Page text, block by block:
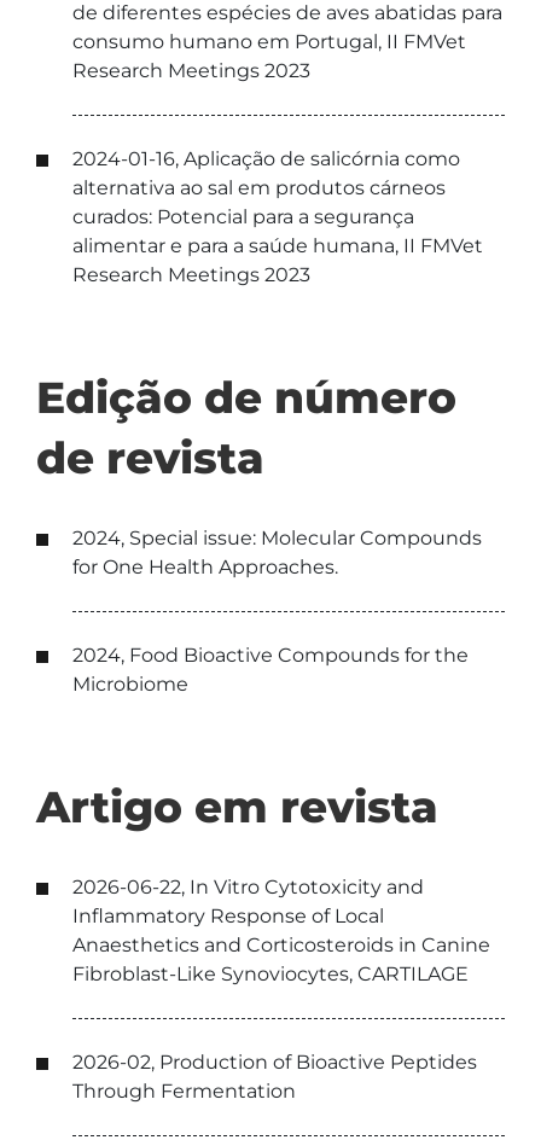
de diferentes espécies de aves abatidas para
consumo humano em Portugal, II FMVet
Research Meetings 2023
2024-01-16, Aplicação de salicórnia como
alternativa ao sal em produtos cárneos
curados: Potencial para a segurança
alimentar e para a saúde humana, II FMVet
Research Meetings 2023
Edição de número
de revista
2024, Special issue: Molecular Compounds
for One Health Approaches.
2024, Food Bioactive Compounds for the
Microbiome
Artigo em revista
2026-06-22, In Vitro Cytotoxicity and
Inflammatory Response of Local
Anaesthetics and Corticosteroids in Canine
Fibroblast-Like Synoviocytes, CARTILAGE
2026-02, Production of Bioactive Peptides
Through Fermentation